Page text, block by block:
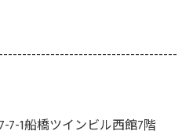
7-1船橋ツインビル西館7階